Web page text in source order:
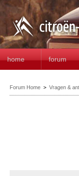
home forum
Forum Home > Vragen &